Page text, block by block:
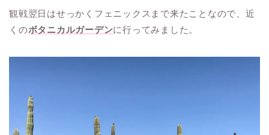
観戦翌日はせっかくフェニックスまで来たことなので、近
くのボタニカルガーデンに行ってみました。